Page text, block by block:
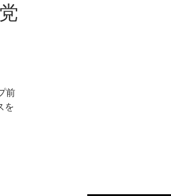
前
を
る民主党の脱炭素政策との闘いを語る